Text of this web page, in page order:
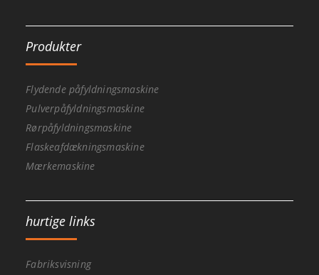
Produkter
Flydende påfyldningsmaskine
Pulverpåfyldningsmaskine
Rørpåfyldningsmaskine
Flaskeafdækningsmaskine
Mærkemaskine
hurtige links
Fabriksvisning